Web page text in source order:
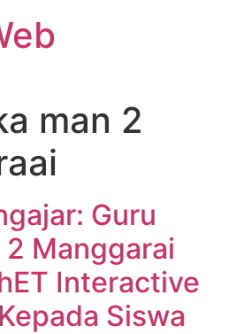
man 2
Guru
Manggarai
Interactive
Siswa